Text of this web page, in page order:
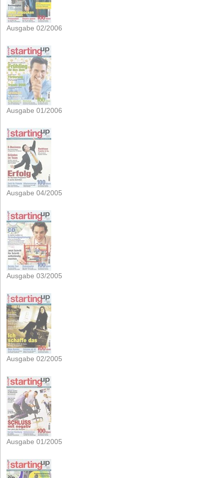
Ausgabe 02/2006
Ausgabe 01/2006
Ausgabe 04/2005
Ausgabe 03/2005
Ausgabe 02/2005
Ausgabe 01/2005